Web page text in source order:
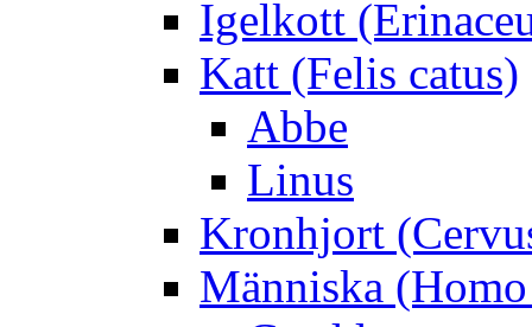
Igelkott
Katt (Felis catus)
Abbe
Linus
Kronhjort
Människa